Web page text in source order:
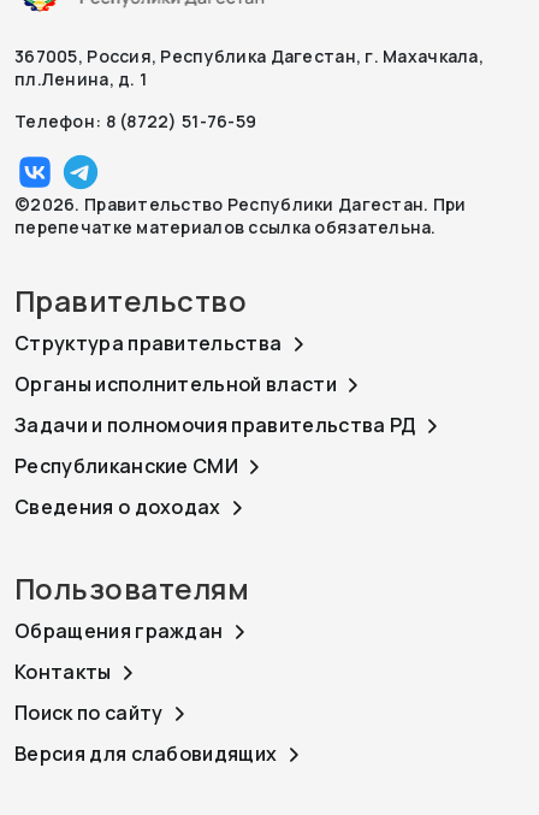
367005, Россия, Республика Дагестан, г. Махачкала,
пл.Ленина, д. 1
Телефон: 8 (8722) 51-76-59
©2026. Правительство Республики Дагестан. При
перепечатке материалов ссылка обязательна.
Правительство
Структура правительства
Органы исполнительной власти
Задачи и полномочия правительства РД
Республиканские СМИ
Сведения о доходах
Пользователям
Обращения граждан
Контакты
Поиск по сайту
Версия для слабовидящих